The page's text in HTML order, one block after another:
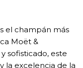
el champán más
Moët &
sofisticado, este
la excelencia de la